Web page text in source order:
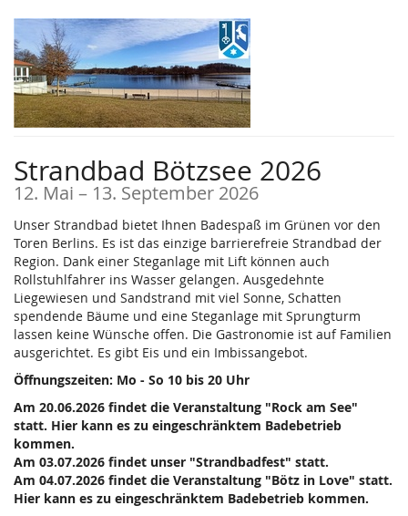
Zum
Haupt-
Inhalt
springen
Strandbad Bötzsee 2026
12. Mai –bis
13. September 2026
Unser Strandbad bietet Ihnen Badespaß im Grünen vor den
Toren Berlins. Es ist das einzige barrierefreie Strandbad der
Region. Dank einer Steganlage mit Lift können auch
Rollstuhlfahrer ins Wasser gelangen. Ausgedehnte
Liegewiesen und Sandstrand mit viel Sonne, Schatten
spendende Bäume und eine Steganlage mit Sprungturm
lassen keine Wünsche offen. Die Gastronomie ist auf Familien
ausgerichtet. Es gibt Eis und ein Imbissangebot.
Öffnungszeiten: Mo - So 10 bis 20 Uhr
Am 20.06.2026 findet die Veranstaltung "Rock am See"
statt. Hier kann es zu eingeschränktem Badebetrieb
kommen.
Am 03.07.2026 findet unser "Strandbadfest" statt.
Am 04.07.2026 findet die Veranstaltung "Bötz in Love" statt.
Hier kann es zu eingeschränktem Badebetrieb kommen.